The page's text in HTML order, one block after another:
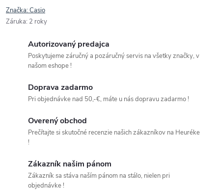
Značka:Casio
Záruka: 2 roky
Autorizovaný predajca
Poskytujeme záručný a pozáručný servis na všetky značky, v
našom eshope !
Doprava zadarmo
Pri objednávke nad 50,-€, máte u nás dopravu zadarmo !
Overený obchod
Prečítajte si skutočné recenzie našich zákazníkov na Heuréke
!
Zákazník našim pánom
Zákazník sa stáva naším pánom na stálo, nielen pri
objednávke !